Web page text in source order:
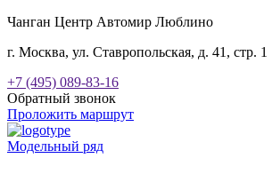
Чанган Центр Автомир Люблино
г. Москва, ул. Ставропольская, д. 41, стр. 1
+7 (495) 089-83-16
Обратный звонок
Проложить маршрут
Модельный ряд